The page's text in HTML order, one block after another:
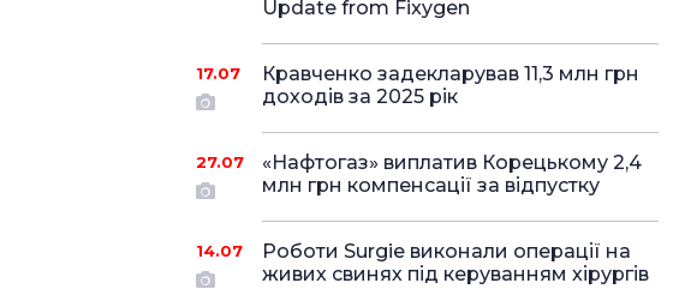
Update from Fixygen
17.07
Кравченко задекларував 11,3 млн грн
доходів за 2025 рік
27.07
«Нафтогаз» виплатив Корецькому 2,4
млн грн компенсації за відпустку
14.07
Роботи Surgie виконали операції на
живих свинях під керуванням хірургів